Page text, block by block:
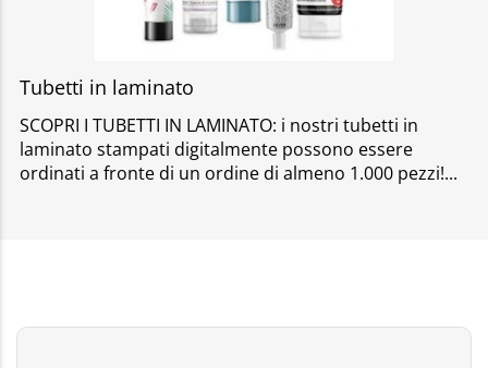
Tubetti in laminato
SCOPRI I TUBETTI IN LAMINATO: i nostri tubetti in
laminato stampati digitalmente possono essere
ordinati a fronte di un ordine di almeno 1.000 pezzi!